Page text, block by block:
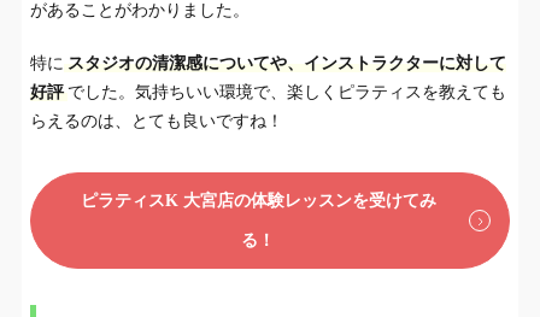
があることがわかりました。
特に スタジオの清潔感についてや、インストラクターに対して
好評 でした。気持ちいい環境で、楽しくピラティスを教えても
らえるのは、とても良いですね！
ピラティスK 大宮店の体験レッスンを受けてみ
る！